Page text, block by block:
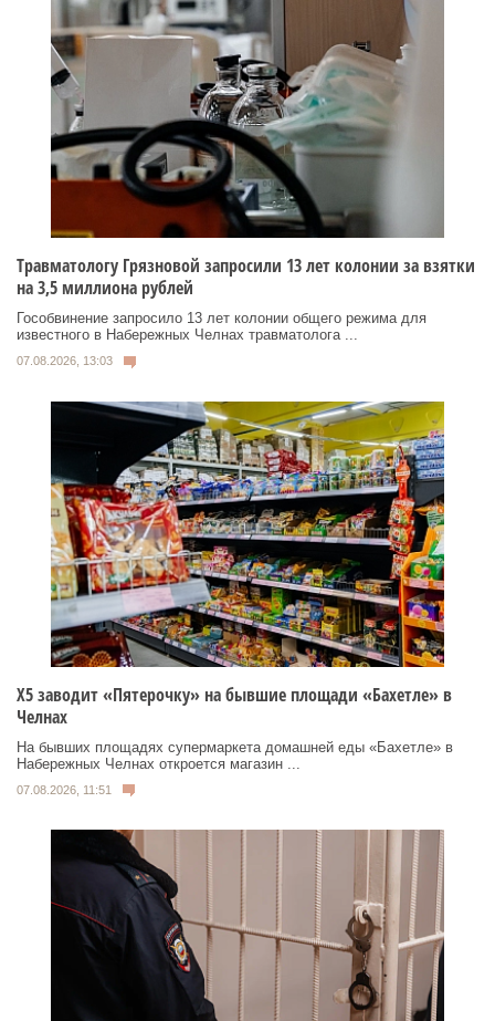
Травматологу Грязновой запросили 13 лет колонии за взятки
на 3,5 миллиона рублей
Гособвинение запросило 13 лет колонии общего режима для
известного в Набережных Челнах травматолога ...
07.08.2026, 13:03
Х5 заводит «Пятерочку» на бывшие площади «Бахетле» в
Челнах
На бывших площадях супермаркета домашней еды «Бахетле» в
Набережных Челнах откроется магазин ...
07.08.2026, 11:51